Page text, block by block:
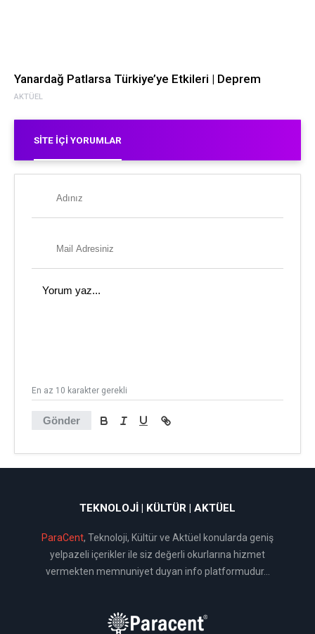
AKTÜEL
Yanardağ Patlarsa Türkiye’ye Etkileri | Deprem
SITE İÇI YORUMLAR
Gönder
En az 10 karakter gerekli
TEKNOLOJI | KÜLTÜR | AKTÜEL
ParaCent, Teknoloji, Kültür ve Aktüel konularda geniş
yelpazeli içerikler ile siz değerli okurlarına hizmet
vermekten memnuniyet duyan info platformudur...